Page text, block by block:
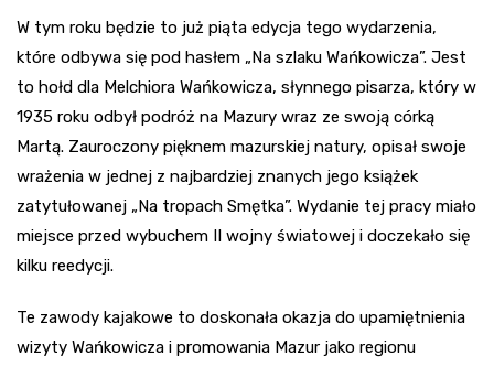
W tym roku będzie to już piąta edycja tego wydarzenia,
które odbywa się pod hasłem „Na szlaku Wańkowicza”. Jest
to hołd dla Melchiora Wańkowicza, słynnego pisarza, który w
1935 roku odbył podróż na Mazury wraz ze swoją córką
Martą. Zauroczony pięknem mazurskiej natury, opisał swoje
wrażenia w jednej z najbardziej znanych jego książek
zatytułowanej „Na tropach Smętka”. Wydanie tej pracy miało
miejsce przed wybuchem II wojny światowej i doczekało się
kilku reedycji.
Te zawody kajakowe to doskonała okazja do upamiętnienia
wizyty Wańkowicza i promowania Mazur jako regionu